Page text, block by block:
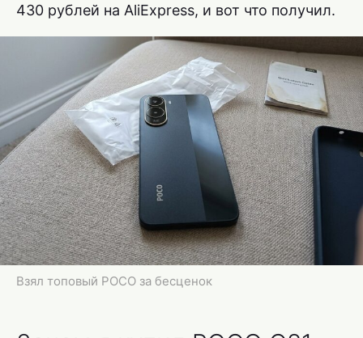
430 рублей на AliExpress, и вот что получил.
Взял топовый POCO за бесценок